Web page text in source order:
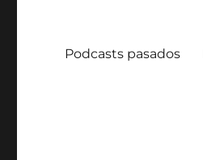
Podcasts pasados